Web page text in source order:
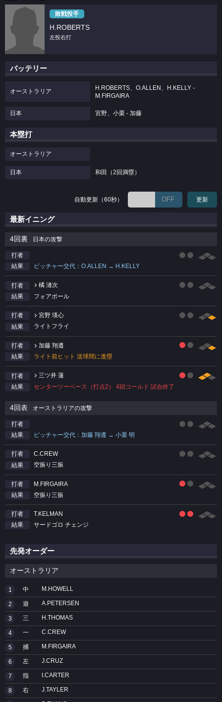
敗戦投手
H.ROBERTS
左投右打
バッテリー
オーストラリア
H.ROBERTS、O.ALLEN、H.KELLY -
M.FIRGAIRA
日本 宮野、小栗 - 加藤
本塁打
オーストラリア
日本 和田（2回満塁）
自動更新（60秒） OFF 更新
最新イニング
4回裏 日本の攻撃
打者
結果
ピッチャー交代：O.ALLEN → H.KELLY
打者
橘 漣次
結果
フォアボール
打者
宮野 瑛心
結果
ライトフライ
打者
加藤 翔遵
結果
ライト前ヒット 送球間に進塁
打者
三ツ井 蓮
結果
センターツーベース（打点2） 4回コールド 試合終了
4回表 オーストラリアの攻撃
打者
結果
ピッチャー交代：加藤 翔遵 → 小栗 明
打者
C.CREW
結果
空振り三振
打者
M.FIRGAIRA
結果
空振り三振
打者
T.KELMAN
結果
サードゴロ チェンジ
先発オーダー
オーストラリア
1 中 M.HOWELL
2 遊 A.PETERSEN
3 三 H.THOMAS
4 一 C.CREW
5 捕 M.FIRGAIRA
6 左 J.CRUZ
7 指 I.CARTER
8 右 J.TAYLER